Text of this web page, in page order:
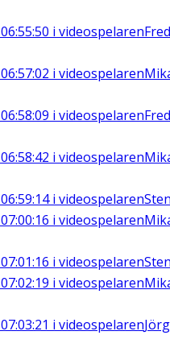
06:55:50 i videospelaren
06:57:02 i videospelaren
06:58:09 i videospelaren
06:58:42 i videospelaren
06:59:14i videospelaren
07:00:16 i videospelaren
07:01:16 i videospelaren
07:02:19 i videospelaren
07:03:21 i videospelaren